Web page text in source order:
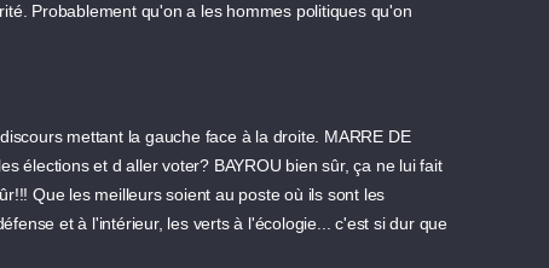
Probablement qu'on a les hommes politiques qu'on
mettant la gauche face à la droite. MARRE DE
élections et d aller voter? BAYROU bien sûr, ça ne lui fait
Que les meilleurs soient au poste où ils sont les
et à l'intérieur, les verts à l'écologie... c'est si dur que